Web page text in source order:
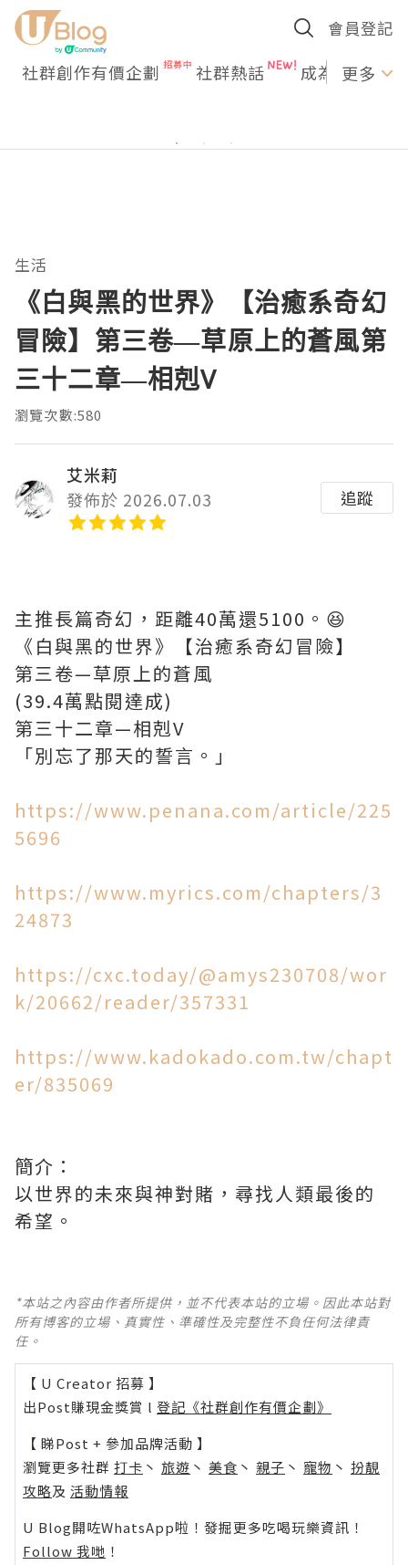
會員登記
社群創作有價企劃 社群熱話 成為U更多
生活
《白與黑的世界》【治癒系奇幻
冒險】第三卷—草原上的蒼風第
三十二章—相剋V
瀏覽次數:580
艾米莉
發佈於 2026.07.03
追蹤
主推長篇奇幻，距離40萬還5100。😆
《白與黑的世界》【治癒系奇幻冒險】
第三卷—草原上的蒼風
(39.4萬點閱達成)
第三十二章—相剋V
「別忘了那天的誓言。」
https://www.penana.com/article/225
5696
https://www.myrics.com/chapters/3
24873
https://cxc.today/@amys230708/wor
k/20662/reader/357331
https://www.kadokado.com.tw/chapt
er/835069
簡介：
以世界的未來與神對賭，尋找人類最後的
希望。
*本站之內容由作者所提供，並不代表本站的立場。因此本站對
所有博客的立場、真實性、準確性及完整性不負任何法律責
任。
【 U Creator 招募 】
出Post賺現金獎賞 l 登記《社群創作有價企劃》
【 睇Post + 參加品牌活動 】
瀏覽更多社群 打卡 丶 旅遊 丶 美食 丶 親子 丶 寵物 丶 扮靚
攻略及 活動情報
U Blog開咗WhatsApp啦！發掘更多吃喝玩樂資訊！
Follow 我哋 ！